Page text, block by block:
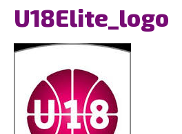
U18Elite_logo